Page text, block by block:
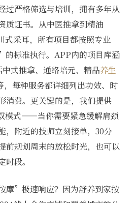
过严格筛选与培训，拥有多年从
质证书。从中医推拿到精油
式采耳，所有项目都按照专业
的标准执行。APP内的项目库涵
式推拿、通络培元、精品养生
，每种服务都详细列出功效、时
消费。更关键的是，我们提供
式——当你需要紧急缓解肩颈
，附近的技师立刻接单，30分
前规划周末的放松时光，也可以
段。
摩”极速响应？因为舒养到家按